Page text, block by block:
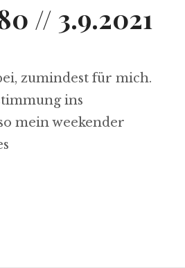
// 3.9.2021
zumindest für mich.
ins
mein weekender